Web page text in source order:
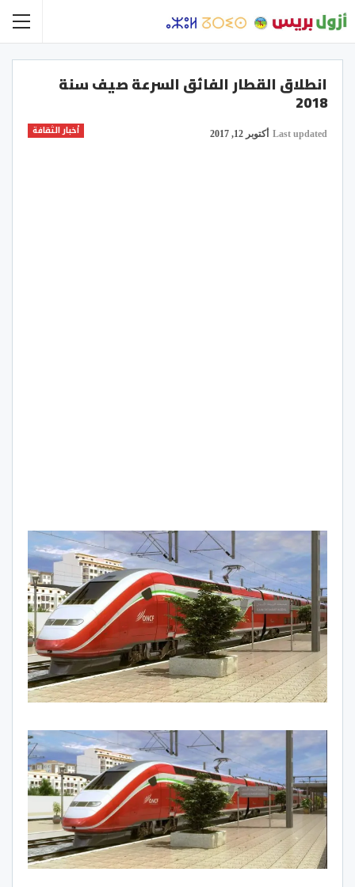
انطلاق القطار الفائق السرعة صيف سنة
2018
أخبار الثقافة Last updated أكتوبر 12, 2017